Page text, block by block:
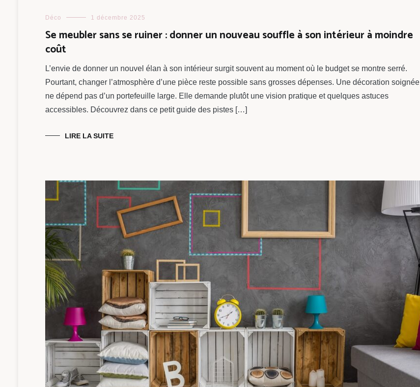
Déco 1 décembre 2025
Se meubler sans se ruiner : donner un nouveau souffle à son intérieur à moindre
coût
L’envie de donner un nouvel élan à son intérieur surgit souvent au moment où le budget se montre serré.
Pourtant, changer l’atmosphère d’une pièce reste possible sans grosses dépenses. Une décoration soignée
ne dépend pas d’un portefeuille large. Elle demande plutôt une vision pratique et quelques astuces
accessibles. Découvrez dans ce petit guide des pistes […]
LIRE LA SUITE